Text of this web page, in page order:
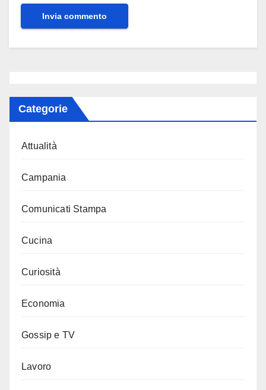
Categorie
Attualità
Campania
Comunicati Stampa
Cucina
Curiosità
Economia
Gossip e TV
Lavoro